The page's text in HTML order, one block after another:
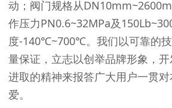
动；阀门规格从
作压力PN0.6~32MPa及
度-140℃~700℃。我们以可靠的
量保证，立志以创举品牌形象，
进取的精神来报答广大用户一贯
爱。